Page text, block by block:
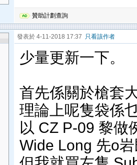
贊助計劃查詢
發表於 4-11-2018 17:37 只看該作者
少量更新一下。
首先係關於槍套
理論上呢隻袋係
以 CZ P-09 黎做
Wide Long 先o